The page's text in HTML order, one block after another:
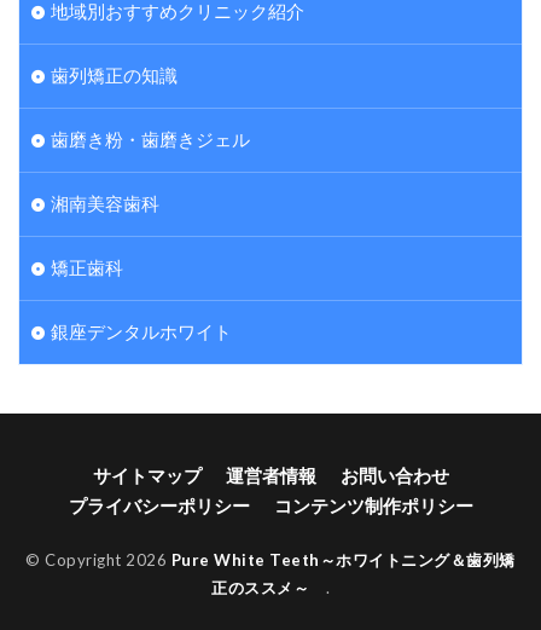
地域別おすすめクリニック紹介
歯列矯正の知識
歯磨き粉・歯磨きジェル
湘南美容歯科
矯正歯科
銀座デンタルホワイト
サイトマップ 運営者情報
お問い合わせ
プライバシーポリシー
コンテンツ制作ポリシー
© Copyright 2026 Pure White Teeth～ホワイトニング＆歯列矯
正のススメ～ .